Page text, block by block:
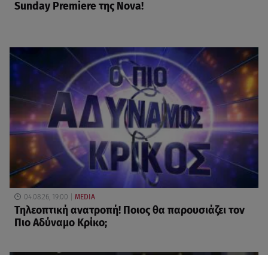
Sunday Premiere της Nova!
04.08.26, 19:00 MEDIA
Τηλεοπτική ανατροπή! Ποιος θα παρουσιάζει τον
Πιο Αδύναμο Κρίκο;